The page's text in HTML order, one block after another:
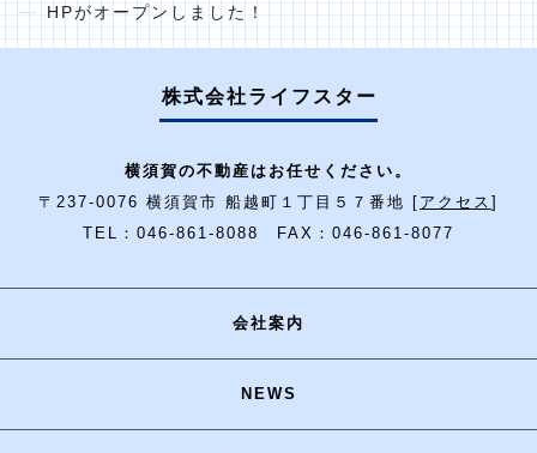
HPがオープンしました！
株式会社ライフスター
横須賀の不動産はお任せください。
〒237-0076 横須賀市 船越町１丁目５７番地 [ アクセス ]
TEL：046-861-8088 FAX：046-861-8077
会社案内
NEWS